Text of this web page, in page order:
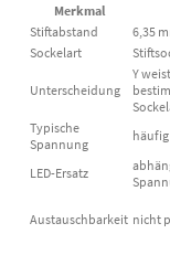
Merkmal
Stiftabstand
6,35
Sockelart
Unterscheidung
Y
Typische
Spannung
häufig
LED-Ersatz
Austauschbarkeit nicht